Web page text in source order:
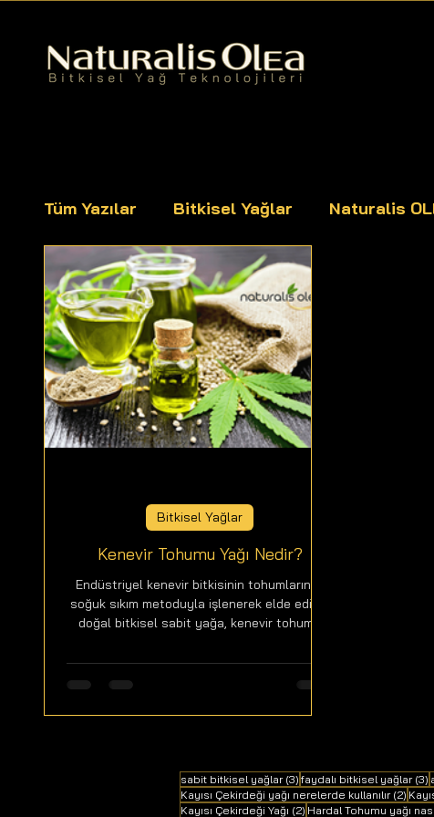
Tüm Yazılar Bitkisel Yağlar Naturalis
Kenevir Tohumu Yağı Nedir?
Endüstriyel kenevir bitkisinin tohumlarının,
soğuk sıkım metoduyla işlenerek elde edilen
doğal bitkisel sabit yağa, kenevir tohumu
Bitkisel Yağlar
sabit bitkisel yağlar (3) 3 yazı
faydalı bitkisel yağlar (3)
Kayısı Çekirdeği yağı nerelerde kullanılır (2) 2
Kayısı Çekirdeği Yağı (2) 2 yazı
Hardal Tohumu yağı